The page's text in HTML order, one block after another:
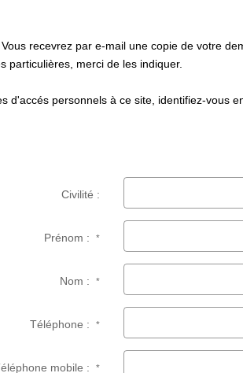
recevrez par e-mail une copie de votre
particulières, merci de les indiquer.
d'accés personnels à ce site, identifiez-vous
Civilité :
Prénom :*
Nom :*
Téléphone :*
mobile :*